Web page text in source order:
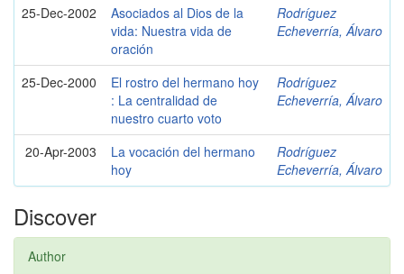
25-Dec-2002
Asociados al Dios de la
vida: Nuestra vida de
oración
Rodríguez
Echeverría, Álvaro
25-Dec-2000
El rostro del hermano hoy
: La centralidad de
nuestro cuarto voto
Rodríguez
Echeverría, Álvaro
20-Apr-2003
La vocación del hermano
hoy
Rodríguez
Echeverría, Álvaro
Discover
Author